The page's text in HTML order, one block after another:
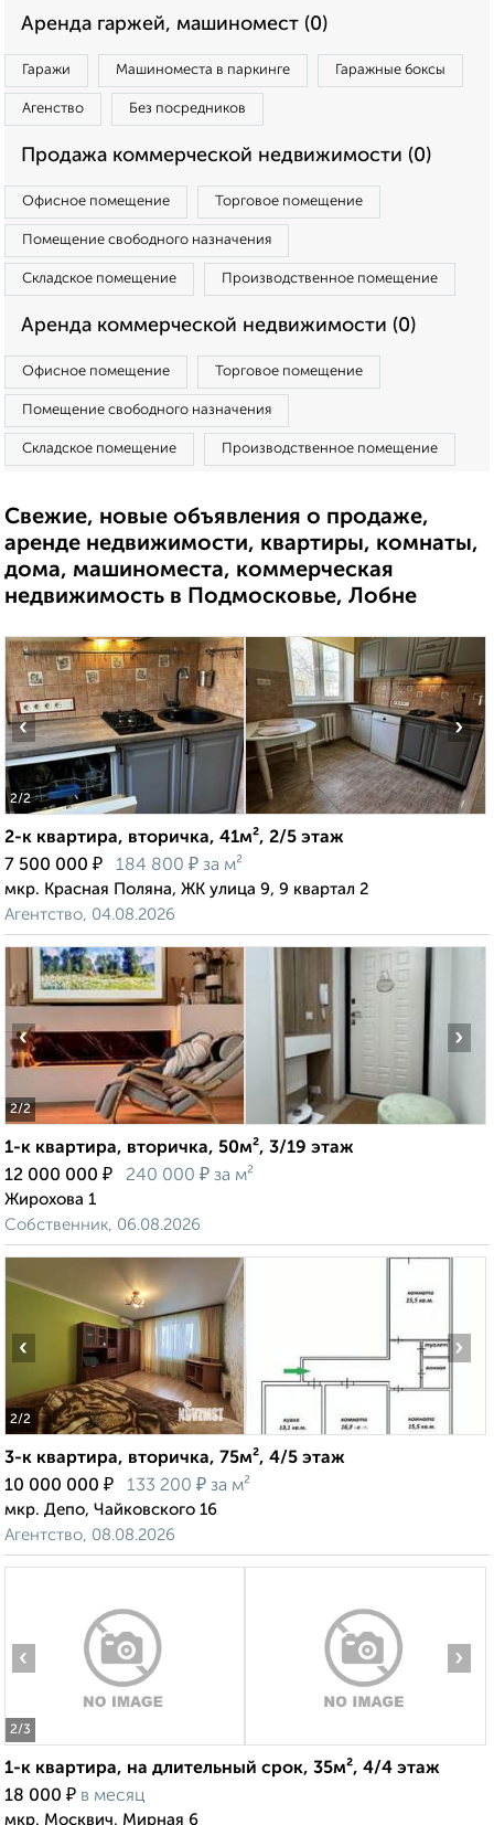
Аренда гаржей, машиномест (0)
Гаражи Машиноместа в паркинге Гаражные боксы
Агенство Без посредников
Продажа коммерческой недвижимости (0)
Офисное помещение Торговое помещение
Помещение свободного назначения
Складское помещение Производственное помещение
Аренда коммерческой недвижимости (0)
Офисное помещение Торговое помещение
Помещение свободного назначения
Складское помещение Производственное помещение
Свежие, новые объявления о продаже,
аренде недвижимости, квартиры, комнаты,
дома, машиноместа, коммерческая
недвижимость в Подмосковье, Лобне
2/2
‹ ›
2-к квартира, вторичка, 41м², 2/5 этаж
7 500 000 ₽ 184 800 ₽ за м²
мкр. Красная Поляна, ЖК улица 9, 9 квартал 2
Агентство, 04.08.2026
2/2
‹ ›
1-к квартира, вторичка, 50м², 3/19 этаж
12 000 000 ₽ 240 000 ₽ за м²
Жирохова 1
Собственник, 06.08.2026
2/2
‹ ›
3-к квартира, вторичка, 75м², 4/5 этаж
10 000 000 ₽ 133 200 ₽ за м²
мкр. Депо, Чайковского 16
Агентство, 08.08.2026
2/3
‹ ›
1-к квартира, на длительный срок, 35м², 4/4 этаж
18 000 ₽ в месяц
мкр. Москвич, Мирная 6